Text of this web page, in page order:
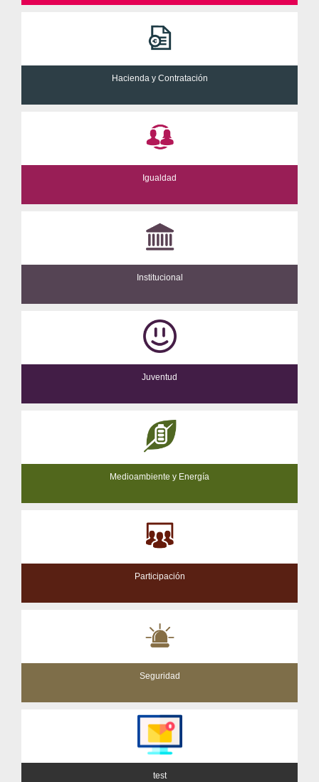
Hacienda y Contratación
Igualdad
Institucional
Juventud
Medioambiente y Energía
Participación
Seguridad
test